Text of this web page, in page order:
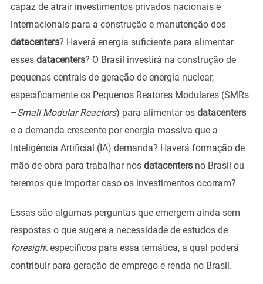
capaz de atrair investimentos privados nacionais e
internacionais para a construção e manutenção dos
datacenters? Haverá energia suficiente para alimentar
esses datacenters? O Brasil investirá na construção de
pequenas centrais de geração de energia nuclear,
especificamente os Pequenos Reatores Modulares (SMRs
–Small Modular Reactors) para alimentar os datacenters
e a demanda crescente por energia massiva que a
Inteligência Artificial (IA) demanda? Haverá formação de
mão de obra para trabalhar nos datacentersno Brasil ou
teremos que importar caso os investimentos ocorram?
Essas são algumas perguntas que emergem ainda sem
respostas o que sugere a necessidade de estudos de
foresight específicos para essa temática, a qual poderá
contribuir para geração de emprego e renda no Brasil.